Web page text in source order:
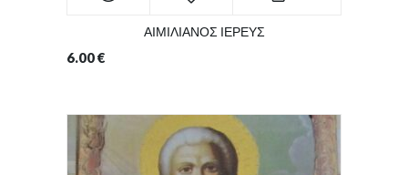
ΑΙΜΙΛΙΑΝΟΣ ΙΕΡΕΥΣ
6.00€